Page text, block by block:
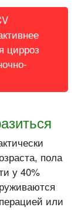
цирроз
пола
у 40%
или